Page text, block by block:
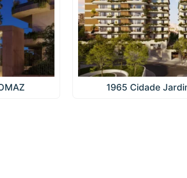
1965 Cidade